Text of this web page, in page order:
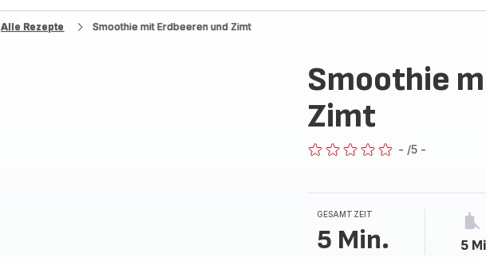
Alle Rezepte Smoothie mit Erdbeeren und Zimt
Smoothie
Zimt
- /5 -
GESAMTZEIT
5 Min. 5